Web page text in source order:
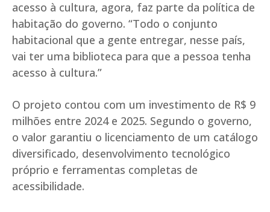
acesso à cultura, agora, faz parte da política de
habitação do governo. “Todo o conjunto
habitacional que a gente entregar, nesse país,
vai ter uma biblioteca para que a pessoa tenha
acesso à cultura.”
O projeto contou com um investimento de R$ 9
milhões entre 2024 e 2025. Segundo o governo,
o valor garantiu o licenciamento de um catálogo
diversificado, desenvolvimento tecnológico
próprio e ferramentas completas de
acessibilidade.